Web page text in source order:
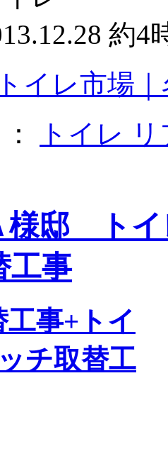
約4
イレ市場
トイレ
邸 トイ
工事